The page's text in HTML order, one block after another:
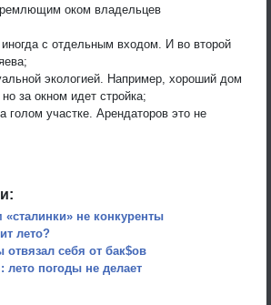
оком владельцев
с отдельным входом. И во второй
экологией. Например, хороший дом
за окном идет стройка;
голом участке. Арендаторов это не
«сталинки» не конкуренты
лето?
себя от бак$ов
лето погоды не делает